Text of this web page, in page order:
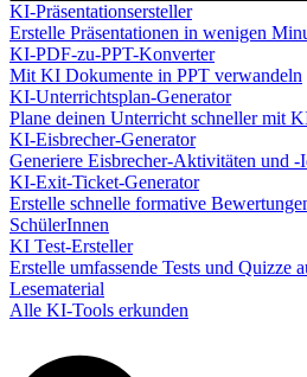
KI-Präsentationsersteller
Erstelle Präsentationen in wenigen
KI-PDF-zu-PPT-Konverter
Mit KI Dokumente in PPT verwandeln
KI-Unterrichtsplan-Generator
Plane deinen Unterricht schneller mit
KI-Eisbrecher-Generator
Generiere Eisbrecher-Aktivitäten und -
KI-Exit-Ticket-Generator
Erstelle schnelle formative
SchülerInnen
KI Test-Ersteller
Erstelle umfassende Tests und Quizze
Lesematerial
Alle KI-Tools erkunden